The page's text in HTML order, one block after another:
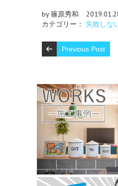
by 篠原秀和
カテゴリー： 失敗しな
Previous Post